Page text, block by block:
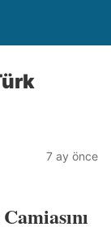
7 ay önce